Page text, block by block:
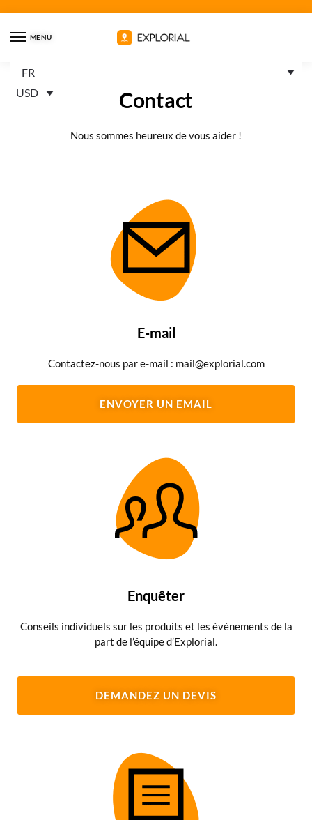
MENU
FR
USD
Contact
Nous sommes heureux de vous aider !
E-mail
Contactez-nous par e-mail : mail@explorial.com
ENVOYER UN EMAIL
Enquêter
Conseils individuels sur les produits et les événements de la
part de l’équipe d’Explorial.
DEMANDEZ UN DEVIS